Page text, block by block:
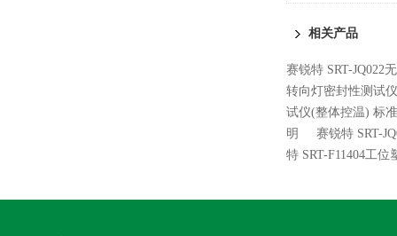
相关产品
赛锐特 SRT-JQ022
转向灯密封性测试
试仪(整体控温) 标准
明
赛锐特 SRT-
特 SRT-F11404工